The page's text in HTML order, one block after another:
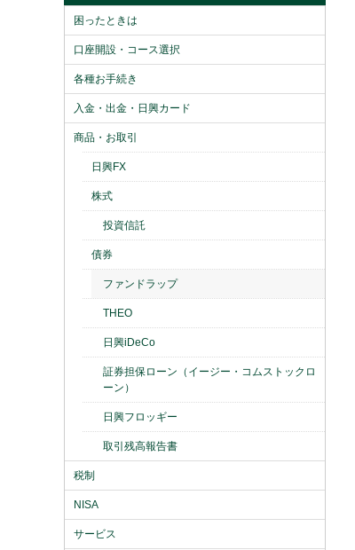
困ったときは
口座開設・コース選択
各種お手続き
入金・出金・日興カード
商品・お取引
日興FX
株式
投資信託
債券
ファンドラップ
THEO
日興iDeCo
証券担保ローン（イージー・コムストックロ
ーン）
日興フロッギー
取引残高報告書
税制
NISA
サービス